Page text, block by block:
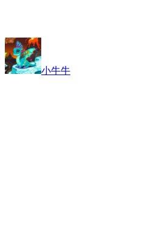
小牛牛